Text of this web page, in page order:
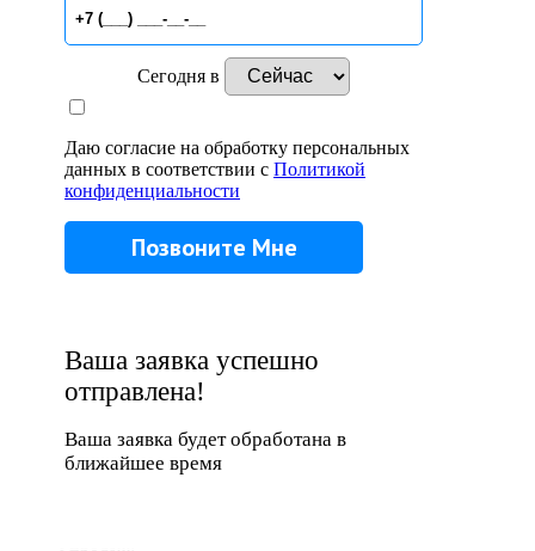
Сегодня в
Даю согласие на обработку персональных
данных в соответствии с Политикой
конфиденциальности
Ваша заявка успешно
отправлена!
Ваша заявка будет обработана в
ближайшее время